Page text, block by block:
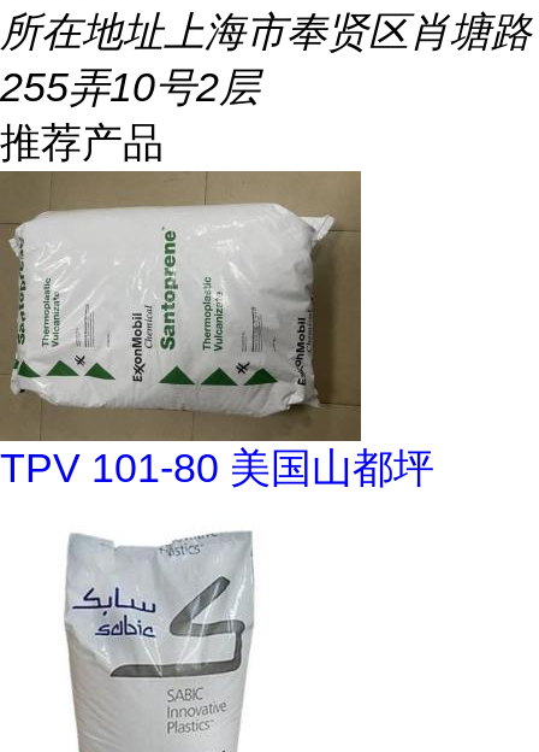
所在地址上海市奉贤区肖塘路
255弄10号2层
推荐产品
TPV 101-80 美国山都坪